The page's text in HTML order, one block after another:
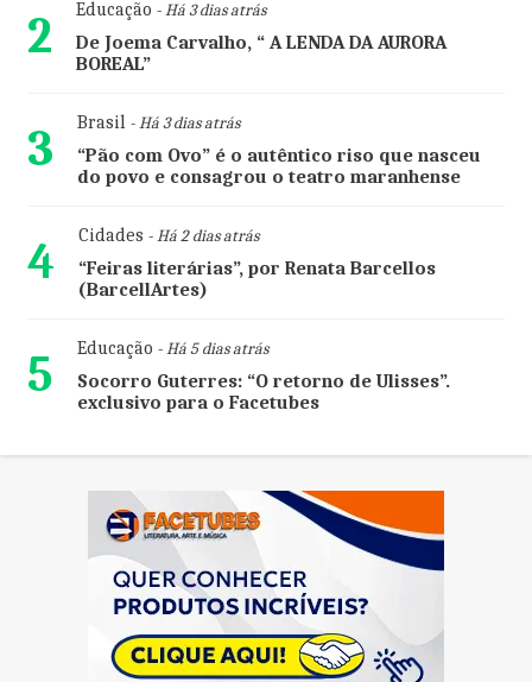
2 Educação - Há 3 dias atrás
De Joema Carvalho, “ A LENDA DA AURORA
BOREAL”
3 Brasil- Há 3 dias atrás
“Pão com Ovo” é o autêntico riso que nasceu
do povo e consagrou o teatro maranhense
4 Cidades - Há 2 dias atrás
“Feiras literárias”, por Renata Barcellos
(BarcellArtes)
5 Educação - Há 5 dias atrás
Socorro Guterres: “O retorno de Ulisses”.
exclusivo para o Facetubes